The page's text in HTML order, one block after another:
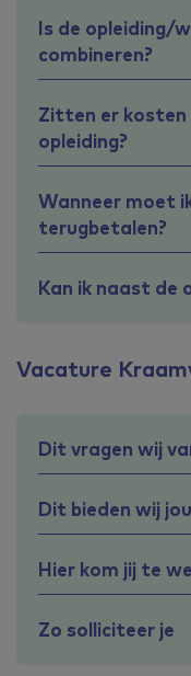
Is de opleiding/
combineren?
Zitten er kosten
opleiding?
Wanneer moet
terugbetalen?
Kan ik naast de
Vacature
Dit vragen wij
Dit bieden wij jou
Hier kom jij te
Zo solliciteer je